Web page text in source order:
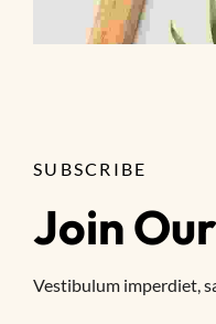
SUBSCRIBE
Join
Vestibulum imperdiet,